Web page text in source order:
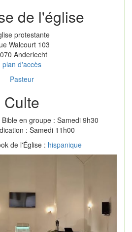
de l'église
protestante
Walcourt 103
Anderlecht
plan d'accès
Pasteur
Culte
en groupe : Samedi 9h30
: Samedi 11h00
de l'Église : hispanique